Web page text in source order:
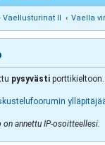
Vaellusturinat II Vaella
pysyvästi porttikieltoon.
annettu IP-osoitteellesi.